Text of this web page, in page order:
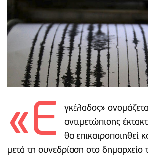
«Ε
γκέλαδος»
αντιμετώπισης
θα επικαιροποιηθεί
μετά τη συνεδρίαση στο δημαρχείο